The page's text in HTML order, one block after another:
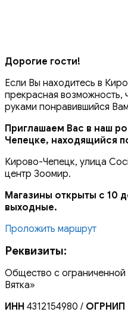
Дорогие гости!
Если Вы находитесь в
прекрасная возможность,
руками понравившийся
Приглашаем Вас в наш
Чепецке, находящийся
Кирово-Чепецк, улица
центр Зоомир.
Магазины открыты с 10
выходные.
Проложить маршрут
Реквизиты:
Общество с
Вятка»
ИНН 4312154980 / ОГРНИП